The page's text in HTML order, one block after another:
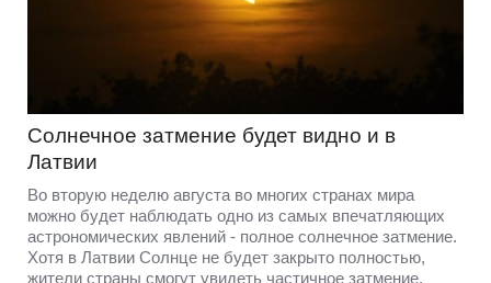
Солнечное затмение будет видно и в
Латвии
Во вторую неделю августа во многих странах мира
можно будет наблюдать одно из самых впечатляющих
астрономических явлений - полное солнечное затмение.
Хотя в Латвии Солнце не будет закрыто полностью,
жители страны смогут увидеть частичное затмение.